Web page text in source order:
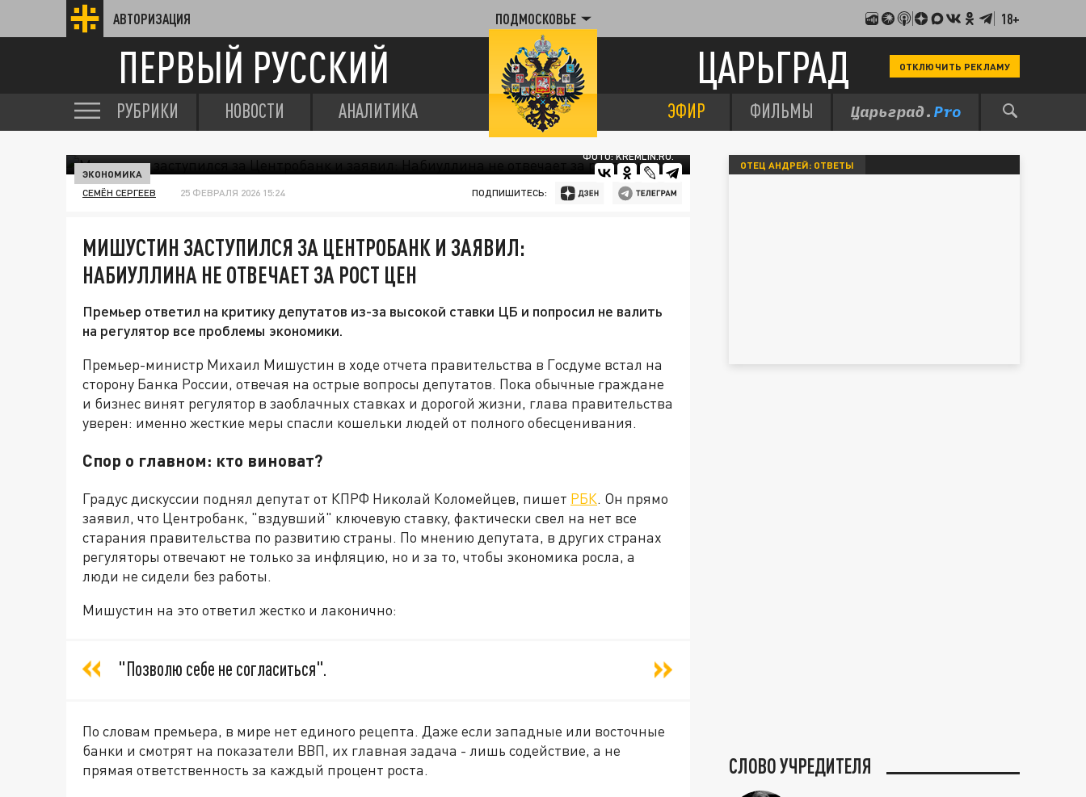
АВТОРИЗАЦИЯ ПОДМОСКОВЬЕ 18+
ПЕРВЫЙ РУССКИЙ ЦАРЬГРАД ОТКЛЮЧИТЬ РЕКЛАМУ
РУБРИКИ НОВОСТИ АНАЛИТИКА ЭФИР ФИЛЬМЫ
ФОТО: KREMLIN.RU.
ЭКОНОМИКА
СЕМЁН СЕРГЕЕВ 25 ФЕВРАЛЯ 2026 15:24 ПОДПИШИТЕСЬ:
МИШУСТИН ЗАСТУПИЛСЯ ЗА ЦЕНТРОБАНК И ЗАЯВИЛ:
НАБИУЛЛИНА НЕ ОТВЕЧАЕТ ЗА РОСТ ЦЕН
Премьер ответил на критику депутатов из-за высокой ставки ЦБ и попросил не валить
на регулятор все проблемы экономики.
Премьер-министр Михаил Мишустин в ходе отчета правительства в Госдуме встал на
сторону Банка России, отвечая на острые вопросы депутатов. Пока обычные граждане
и бизнес винят регулятор в заоблачных ставках и дорогой жизни, глава правительства
уверен: именно жесткие меры спасли кошельки людей от полного обесценивания.
Спор о главном: кто виноват?
Градус дискуссии поднял депутат от КПРФ Николай Коломейцев, пишет РБК. Он прямо
заявил, что Центробанк, "вздувший" ключевую ставку, фактически свел на нет все
старания правительства по развитию страны. По мнению депутата, в других странах
регуляторы отвечают не только за инфляцию, но и за то, чтобы экономика росла, а
люди не сидели без работы.
Мишустин на это ответил жестко и лаконично:
"Позволю себе не согласиться".
По словам премьера, в мире нет единого рецепта. Даже если западные или восточные
банки и смотрят на показатели ВВП, их главная задача - лишь содействие, а не
прямая ответственность за каждый процент роста.
ОТЕЦ АНДРЕЙ: ОТВЕТЫ
СЛОВО УЧРЕДИТЕЛЯ